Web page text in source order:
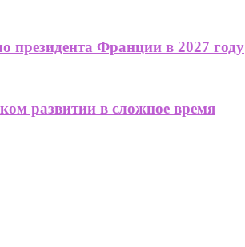
президента Франции в 2027 году
развитии в сложное время